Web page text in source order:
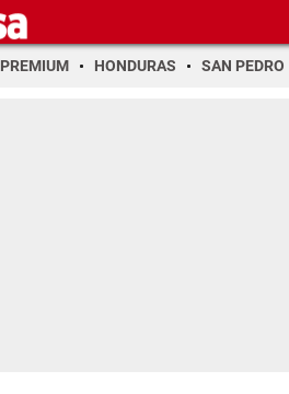
PREMIUM HONDURAS SAN PEDRO